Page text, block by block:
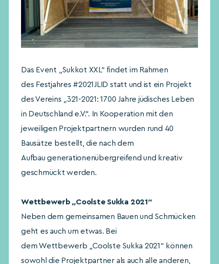
Das Event „Sukkot XXL“ findet im Rahmen
des Festjahres #2021JLID statt und ist ein Projekt
des Vereins „321-2021: 1700 Jahre jüdisches Leben
in Deutschland e.V.“. In Kooperation mit den
jeweiligen Projektpartnern wurden rund 40
Bausätze bestellt, die nach dem
Aufbau generationenübergreifend und kreativ
geschmückt werden.
Wettbewerb „Coolste Sukka 2021“
Neben dem gemeinsamen Bauen und Schmücken
geht es auch um etwas. Bei
dem Wettbewerb „Coolste Sukka 2021“ können
sowohl die Projektpartner als auch alle anderen,